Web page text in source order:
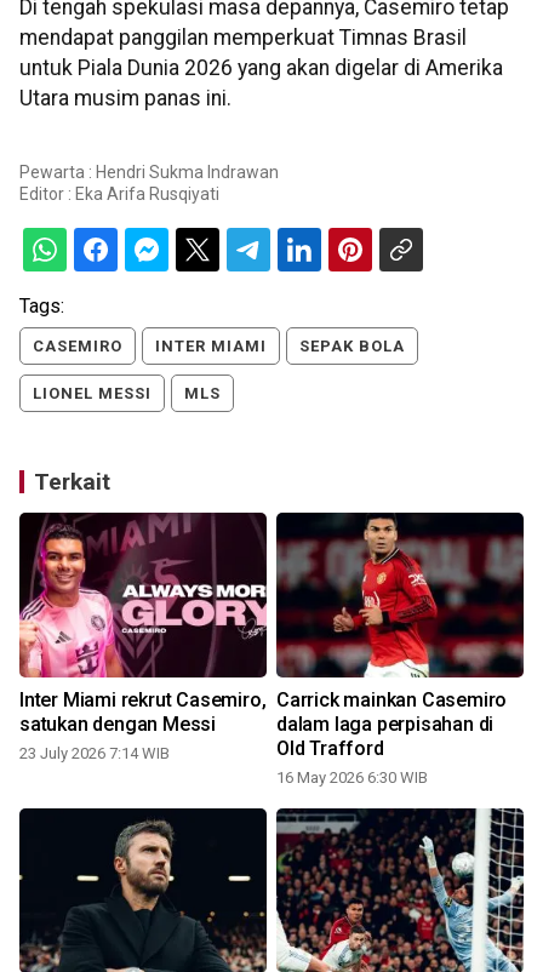
Di tengah spekulasi masa depannya, Casemiro tetap
mendapat panggilan memperkuat Timnas Brasil
untuk Piala Dunia 2026 yang akan digelar di Amerika
Utara musim panas ini.
Pewarta : Hendri Sukma Indrawan
Editor : Eka Arifa Rusqiyati
Tags:
CASEMIRO INTER MIAMI SEPAK BOLA
LIONEL MESSI MLS
Terkait
Inter Miami rekrut Casemiro,
satukan dengan Messi
23 July 2026 7:14 WIB
Carrick mainkan Casemiro
dalam laga perpisahan di
Old Trafford
16 May 2026 6:30 WIB